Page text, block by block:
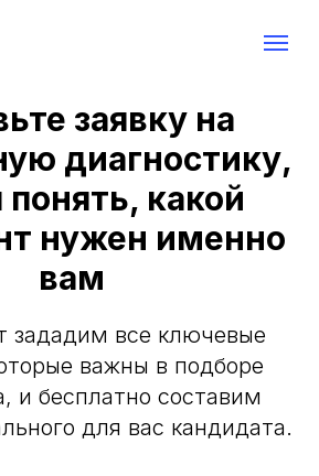
заявку на
диагностику,
какой
нужен именно
вам
зададим все ключевые
важны в подборе
и бесплатно составим
для вас кандидата.